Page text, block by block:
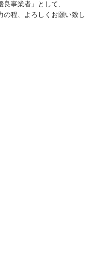
事業者」として、
の程、よろしくお願い致し